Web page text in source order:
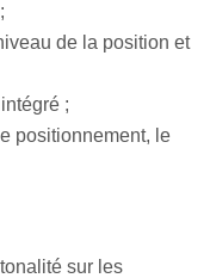
de la position et
;
positionnement, le
sur les